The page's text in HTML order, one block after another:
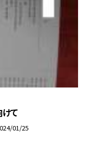
て
01/25